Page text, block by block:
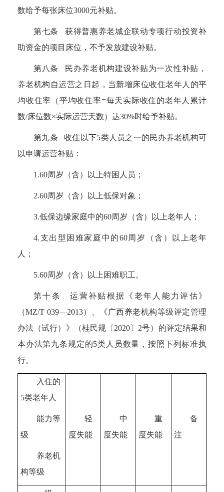
数给予每张床位3000元补贴。
第七条 获得普惠养老城企联动专项行动投资补
助资金的项目床位，不予发放建设补贴。
第八条 民办养老机构建设补贴为一次性补贴，
养老机构自运营之日起，当新增床位收住老年人的平
均收住率（平均收住率=每天实际收住的老年人累计
数/床位数×实际运营天数）达30%时给予补贴。
第九条 收住以下5类人员之一的民办养老机构可
以申请运营补贴：
1.60周岁（含）以上特困人员；
2.60周岁（含）以上低保对象；
3.低保边缘家庭中的60周岁（含）以上老年人；
4.支出型困难家庭中的60周岁（含）以上老年
人；
5.60周岁（含）以上困难职工。
第十条 运营补贴根据《老年人能力评估》
（MZ/T 039—2013）、《广西养老机构等级评定管理
办法（试行）》（桂民规〔 2020〕 2号）的评定结果和
本办法第九条规定的5类人员数量，按照下列标准执
行。
入住的
5类老年人
能力等
级
养老机
构等级
轻
度失能
中
度失能
重
度失能
备
注